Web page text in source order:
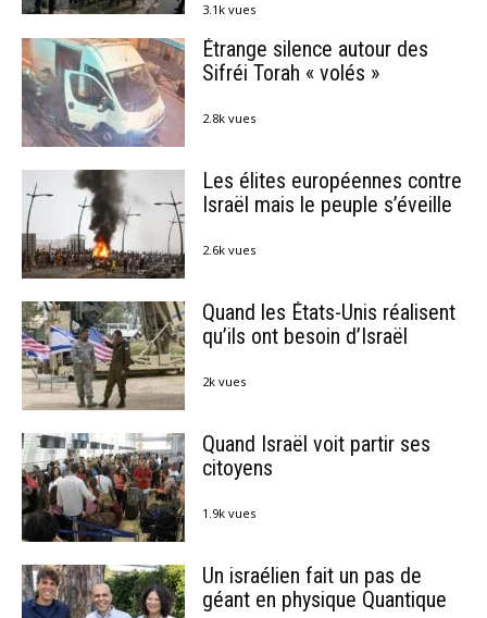
3.1k vues
Étrange silence autour des
Sifréi Torah « volés »
2.8k vues
Les élites européennes contre
Israël mais le peuple s’éveille
2.6k vues
Quand les États-Unis réalisent
qu’ils ont besoin d’Israël
2k vues
Quand Israël voit partir ses
citoyens
1.9k vues
Un israélien fait un pas de
géant en physique Quantique